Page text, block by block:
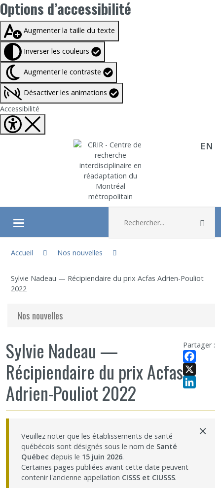
Options d’accessibilité
Taille du texte à100%
Augmenter la taille du texte
Inverser les couleurs
Augmenter le contraste
Désactiver les animations
Accessibilité
Aller directement au contenu EN
Ouvrir/fermer le menu
À propos
Recherche
Partageons nos savoirs
Emplois et stages
Nous joindre
Plan du site
Accueil
Nos nouvelles
Sylvie Nadeau — Récipiendaire du prix Acfas Adrien-Pouliot
2022
Nos nouvelles
Partager :
Facebook
X
Sylvie Nadeau —
Récipiendaire du prix Acfas
Adrien-Pouliot 2022
Veuillez noter que les établissements de santé
québécois sont désignés sous le nom de Santé
Québec depuis le 15 juin 2026.
Certaines pages publiées avant cette date peuvent
contenir l'ancienne appellation CISSS et CIUSSS.
×